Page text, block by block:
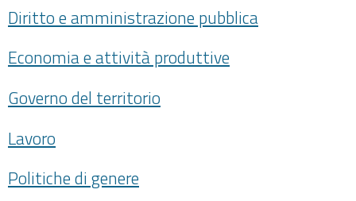
Diritto e amministrazione pubblica
Economia e attività produttive
Governo del territorio
Lavoro
Politiche di genere